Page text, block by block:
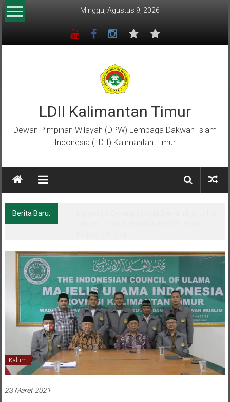
Lompat
ke
Minggu, Agustus 9, 2026
LDII Kalimantan Timur
Dewan Pimpinan Wilayah (DPW) Lembaga Dakwah Islam
Indonesia (LDII) Kalimantan Timur
Berita Baru:
Kaltim
23 Maret 2021